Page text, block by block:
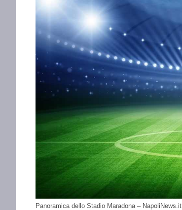
Panoramica dello Stadio Maradona – NapoliNews.it